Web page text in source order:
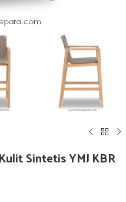
Sintetis YMJ KBR